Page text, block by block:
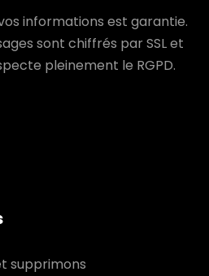
informations est garantie.
sont chiffrés par SSL et
pleinement le RGPD.
supprimons